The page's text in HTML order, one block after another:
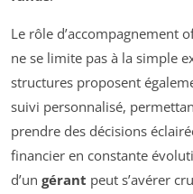
Le rôle d’accompagnement
ne se limite pas à la simple
structures proposent
suivi personnalisé,
prendre des décisions
financier en constante
d’un gérant peut s’avérer